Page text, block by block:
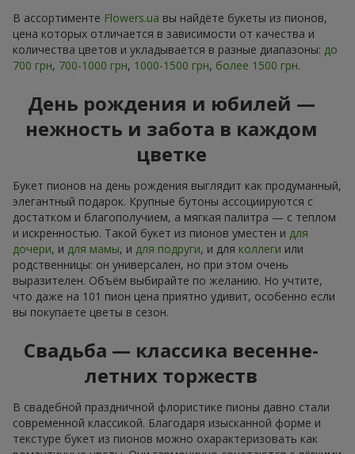
В ассортименте Flowers.ua вы найдёте букеты из пионов,
цена которых отличается в зависимости от качества и
количества цветов и укладывается в разные диапазоны: до
700 грн, 700-1000 грн, 1000-1500 грн, более 1500 грн.
День рождения и юбилей —
нежность и забота в каждом
цветке
Букет пионов на день рождения выглядит как продуманный,
элегантный подарок. Крупные бутоны ассоциируются с
достатком и благополучием, а мягкая палитра — с теплом
и искренностью. Такой букет из пионов уместен и для
дочери, и для мамы, и для подруги, и для коллеги или
родственницы: он универсален, но при этом очень
выразителен. Объём выбирайте по желанию. Но учтите,
что даже на 101 пион цена приятно удивит, особенно если
вы покупаете цветы в сезон.
Свадьба — классика весенне-
летних торжеств
В свадебной праздничной флористике пионы давно стали
современной классикой. Благодаря изысканной форме и
текстуре букет из пионов можно охарактеризовать как